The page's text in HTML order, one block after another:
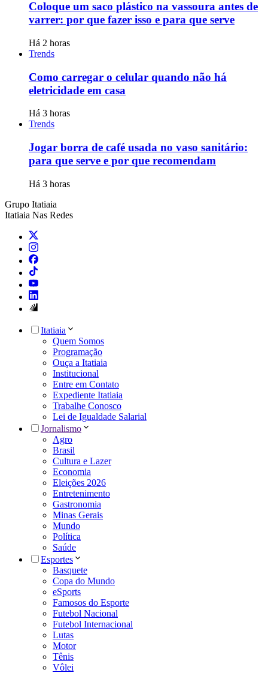
Coloque um saco plástico na vassoura antes de
varrer: por que fazer isso e para que serve
Há 2 horas
Trends
Como carregar o celular quando não há
eletricidade em casa
Há 3 horas
Trends
Jogar borra de café usada no vaso sanitário:
para que serve e por que recomendam
Há 3 horas
Grupo Itatiaia
Itatiaia Nas Redes
Itatiaia
Quem Somos
Programação
Ouça a Itatiaia
Institucional
Entre em Contato
Expediente Itatiaia
Trabalhe Conosco
Lei de Igualdade Salarial
Jornalismo
Agro
Brasil
Cultura e Lazer
Economia
Eleições 2026
Entretenimento
Gastronomia
Minas Gerais
Mundo
Política
Saúde
Esportes
Basquete
Copa do Mundo
eSports
Famosos do Esporte
Futebol Nacional
Futebol Internacional
Lutas
Motor
Tênis
Vôlei